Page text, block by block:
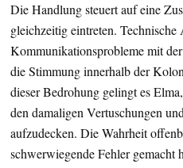
Die Handlung steuert auf eine
gleichzeitig eintreten. Technische
Kommunikationsprobleme mit
die Stimmung innerhalb der
dieser Bedrohung gelingt es
den damaligen Vertuschungen
aufzudecken. Die Wahrheit
schwerwiegende Fehler gemacht